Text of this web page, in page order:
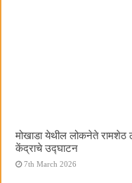
मोखाडा येथील लोकनेते रामशेठ
केंद्राचे उद्घाटन
7th March 2026